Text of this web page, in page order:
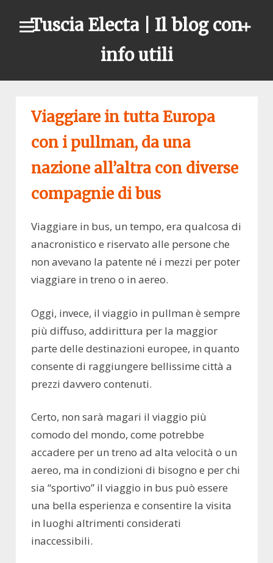
Tuscia Electa | Il blog con
info utili
Viaggiare in tutta Europa
con i pullman, da una
nazione all’altra con diverse
compagnie di bus
Viaggiare in bus, un tempo, era qualcosa di
anacronistico e riservato alle persone che
non avevano la patente né i mezzi per poter
viaggiare in treno o in aereo.
Oggi, invece, il viaggio in pullman è sempre
più diffuso, addirittura per la maggior
parte delle destinazioni europee, in quanto
consente di raggiungere bellissime città a
prezzi davvero contenuti.
Certo, non sarà magari il viaggio più
comodo del mondo, come potrebbe
accadere per un treno ad alta velocità o un
aereo, ma in condizioni di bisogno e per chi
sia “sportivo” il viaggio in bus può essere
una bella esperienza e consentire la visita
in luoghi altrimenti considerati
inaccessibili.